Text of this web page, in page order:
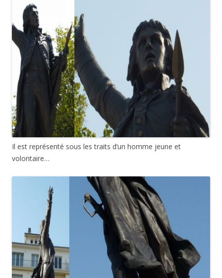
Il est représenté sous les traits d’un homme jeune et
volontaire…